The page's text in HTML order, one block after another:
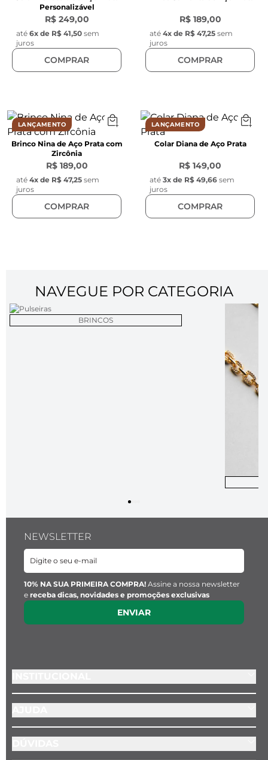
Personalizável
R$ 249,00
até 6x de R$ 41,50 sem
juros
COMPRAR
R$ 189,00
até 4x de R$ 47,25 sem
juros
COMPRAR
LANÇAMENTO
Brinco Nina de Aço Prata com
Zircônia
R$ 189,00
até 4x de R$ 47,25 sem
juros
COMPRAR
LANÇAMENTO
Colar Diana de Aço Prata
R$ 149,00
até 3x de R$ 49,66 sem
juros
COMPRAR
NAVEGUE POR CATEGORIA
BRINCOS
NEWSLETTER
10% NA SUA PRIMEIRA COMPRA! Assine a nossa newsletter
e receba dicas, novidades e promoções exclusivas
ENVIAR